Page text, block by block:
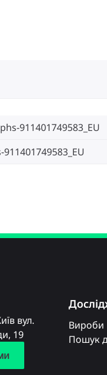
911401749583_EU
вул.
19
Вироби
Пошук